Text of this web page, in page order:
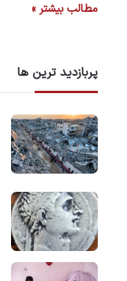
مطالب بیشتر »
پربازدید ترین ها